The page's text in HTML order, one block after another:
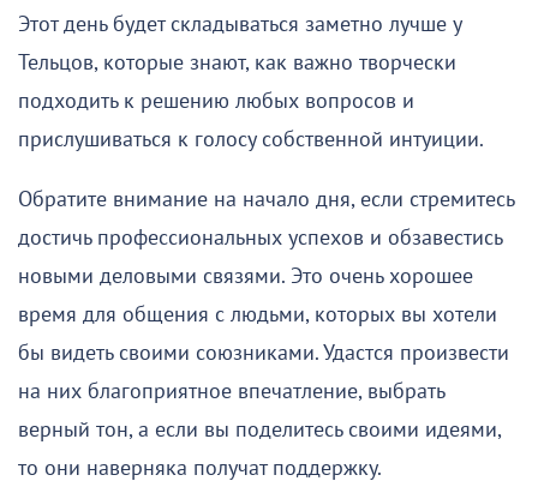
Этот день будет складываться заметно лучше у
Тельцов, которые знают, как важно творчески
подходить к решению любых вопросов и
прислушиваться к голосу собственной интуиции.
Обратите внимание на начало дня, если стремитесь
достичь профессиональных успехов и обзавестись
новыми деловыми связями. Это очень хорошее
время для общения с людьми, которых вы хотели
бы видеть своими союзниками. Удастся произвести
на них благоприятное впечатление, выбрать
верный тон, а если вы поделитесь своими идеями,
то они наверняка получат поддержку.